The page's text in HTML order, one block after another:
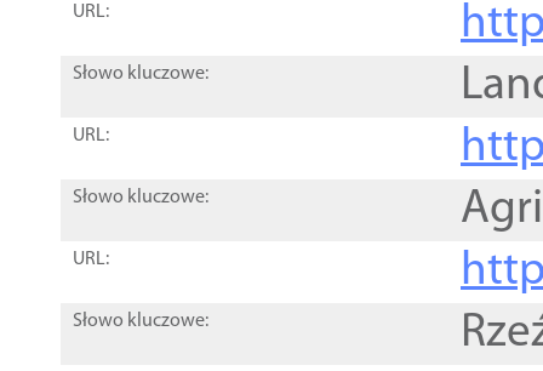
URL:
Słowo kluczowe:
URL:
Słowo kluczowe:
URL:
Słowo kluczowe: